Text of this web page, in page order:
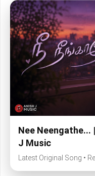
Nee Neengathe...
J Music
Latest Original Song •